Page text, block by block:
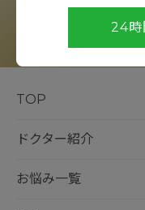
24時
※お電話受付時間
TOP
ドクター紹介
お悩み一覧